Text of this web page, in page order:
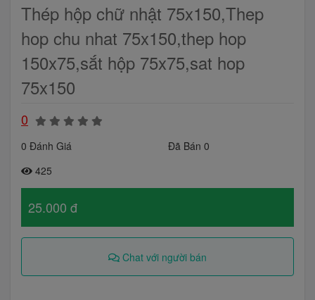
Thép hộp chữ nhật 75x150,Thep
hop chu nhat 75x150,thep hop
150x75,sắt hộp 75x75,sat hop
75x150
0
0 Đánh Giá
Đã Bán 0
425
25.000 đ
Chat với người bán